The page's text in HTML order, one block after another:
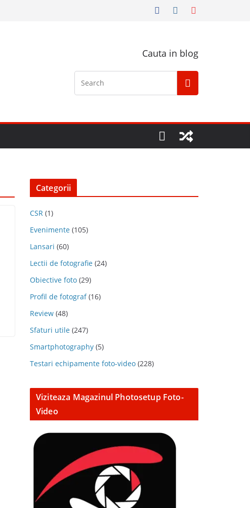
Cauta in blog
Categorii
CSR (1)
Evenimente (105)
Lansari (60)
Lectii de fotografie (24)
Obiective foto (29)
Profil de fotograf(16)
Review (48)
Sfaturi utile (247)
Smartphotography (5)
Testari echipamente foto-video (228)
Viziteaza Magazinul Photosetup Foto-
Video